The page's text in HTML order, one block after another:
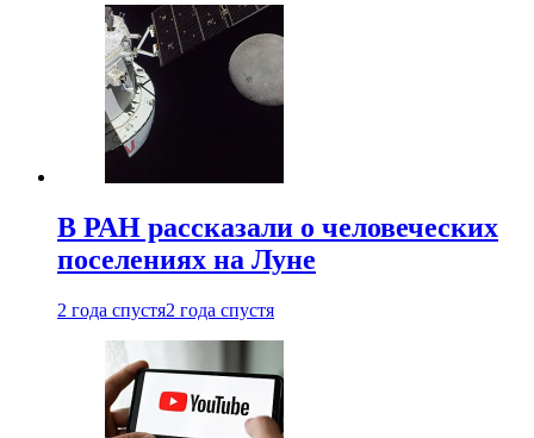
В РАН рассказали о человеческих
поселениях на Луне
2 года спустя2 года спустя